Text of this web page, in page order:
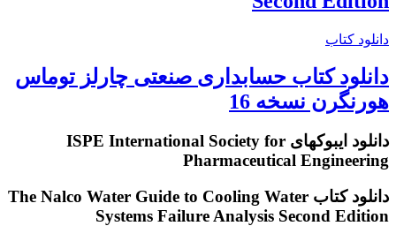
دانلود کتاب
دانلود کتاب حسابداری صنعتی چارلز توماس
هورنگرن نسخه 16
دانلود ایبوکهای ISPE International Society for
Pharmaceutical Engineering
دانلود کتاب The Nalco Water Guide to Cooling Water
Systems Failure Analysis Second Edition